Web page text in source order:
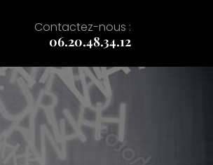
Contactez-nous :
06.20.48.34.12